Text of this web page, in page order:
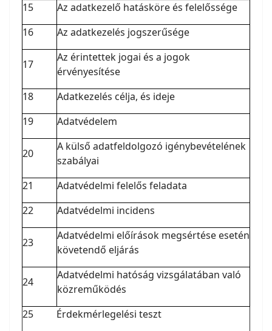
15
Az adatkezelő hatásköre és felelőssége
16
Az adatkezelés jogszerűsége
17
Az érintettek jogai és a jogok
érvényesítése
18
Adatkezelés célja, és ideje
19
Adatvédelem
20
A külső adatfeldolgozó igénybevételének
szabályai
21
Adatvédelmi felelős feladata
22
Adatvédelmi incidens
23
Adatvédelmi előírások megsértése esetén
követendő eljárás
24
Adatvédelmi hatóság vizsgálatában való
közreműködés
25
Érdekmérlegelési teszt